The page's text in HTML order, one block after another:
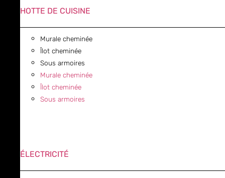
HOTTE DE CUISINE
Murale cheminée
Îlot cheminée
Sous armoires
Murale cheminée
Îlot cheminée
Sous armoires
ÉLECTRICITÉ